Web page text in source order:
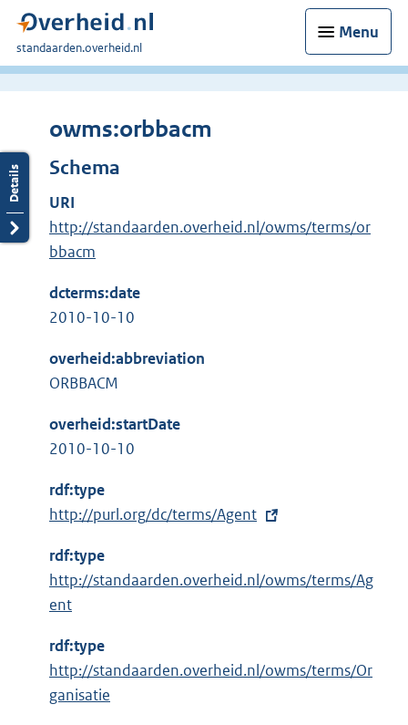
Menu
U
bent
standaarden.overheid.nl
owms:orbbacm
Schema
URI
http://standaarden.overheid.nl/owms/terms/or
bbacm
dcterms:date
2010-10-10
overheid:abbreviation
ORBBACM
overheid:startDate
2010-10-10
rdf:type
E
t
e
r
e
http://purl.org/dc/terms/Agent
rdf:type
http://standaarden.overheid.nl/owms/terms/Ag
ent
rdf:type
http://standaarden.overheid.nl/owms/terms/Or
ganisatie